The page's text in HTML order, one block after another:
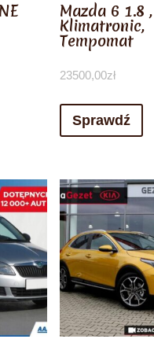
Mazda 6 1.8
Klimatronic,
Tempomat
23500,00zł
Sprawdź